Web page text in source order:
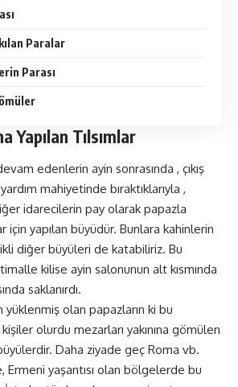
Paralar
Parası
Yapılan Tılsımlar
edenlerin ayin sonrasında , çıkış
mahiyetinde bıraktıklarıyla ,
idarecilerin pay olarak papazla
yapılan büyüdür. Bunlara kahinlerin
diğer büyüleri de katabiliriz. Bu
kilise ayin salonunun alt kısmında
saklanırdı.
olan papazların ki bu
olurdu mezarları yakınına gömülen
Daha ziyade geç Roma vb.
Ermeni yaşantısı olan bölgelerde bu